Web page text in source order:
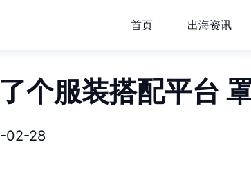
首页 出海资讯
个服装搭配平台
02-28